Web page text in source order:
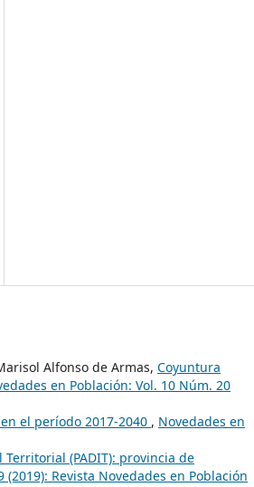
Alfonso de Armas, Coyuntura
en Población: Vol. 10 Núm. 20
el período 2017-2040 , Novedades en
(PADIT): provincia de
Revista Novedades en Población